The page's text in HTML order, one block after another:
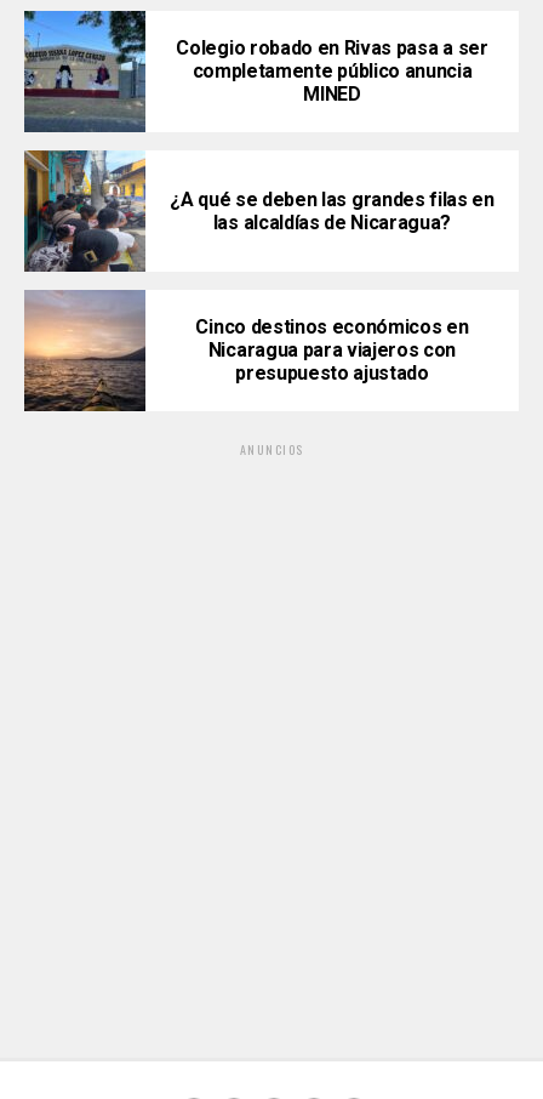
Colegio robado en Rivas pasa a ser
completamente público anuncia
MINED
¿A qué se deben las grandes filas en
las alcaldías de Nicaragua?
Cinco destinos económicos en
Nicaragua para viajeros con
presupuesto ajustado
ANUNCIOS